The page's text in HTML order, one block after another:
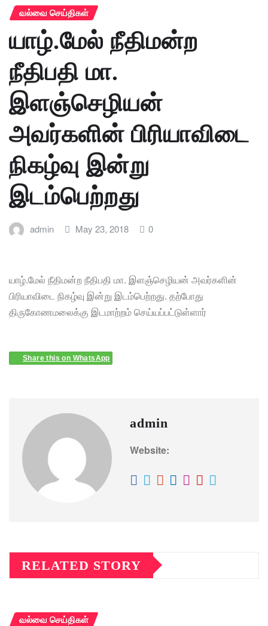
வல்வை செய்திகள்
யாழ்.மேல் நீதிமன்ற
நீதிபதி மா.
இளஞ்செழியன்
அவர்களின் பிரியாவிடை
நிகழ்வு இன்று
இடம்பெற்றது
admin May 23, 2018 0
யாழ்.மேல் நீதிமன்ற நீதிபதி மா. இளஞ்செழியன் அவர்களின்
பிரியாவிடை நிகழ்வு இன்று இடம்பெற்றது. தற்போது
திருகோணமலைக்கு இடமாற்றம் செய்யப்பட்டுள்ளார்
Share this on WhatsApp
admin
Website:
RELATED STORY
வல்வை செய்திகள்